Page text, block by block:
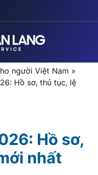
người Việt Nam »
Hồ sơ, thủ tục, lệ
Hồ sơ,
nhất